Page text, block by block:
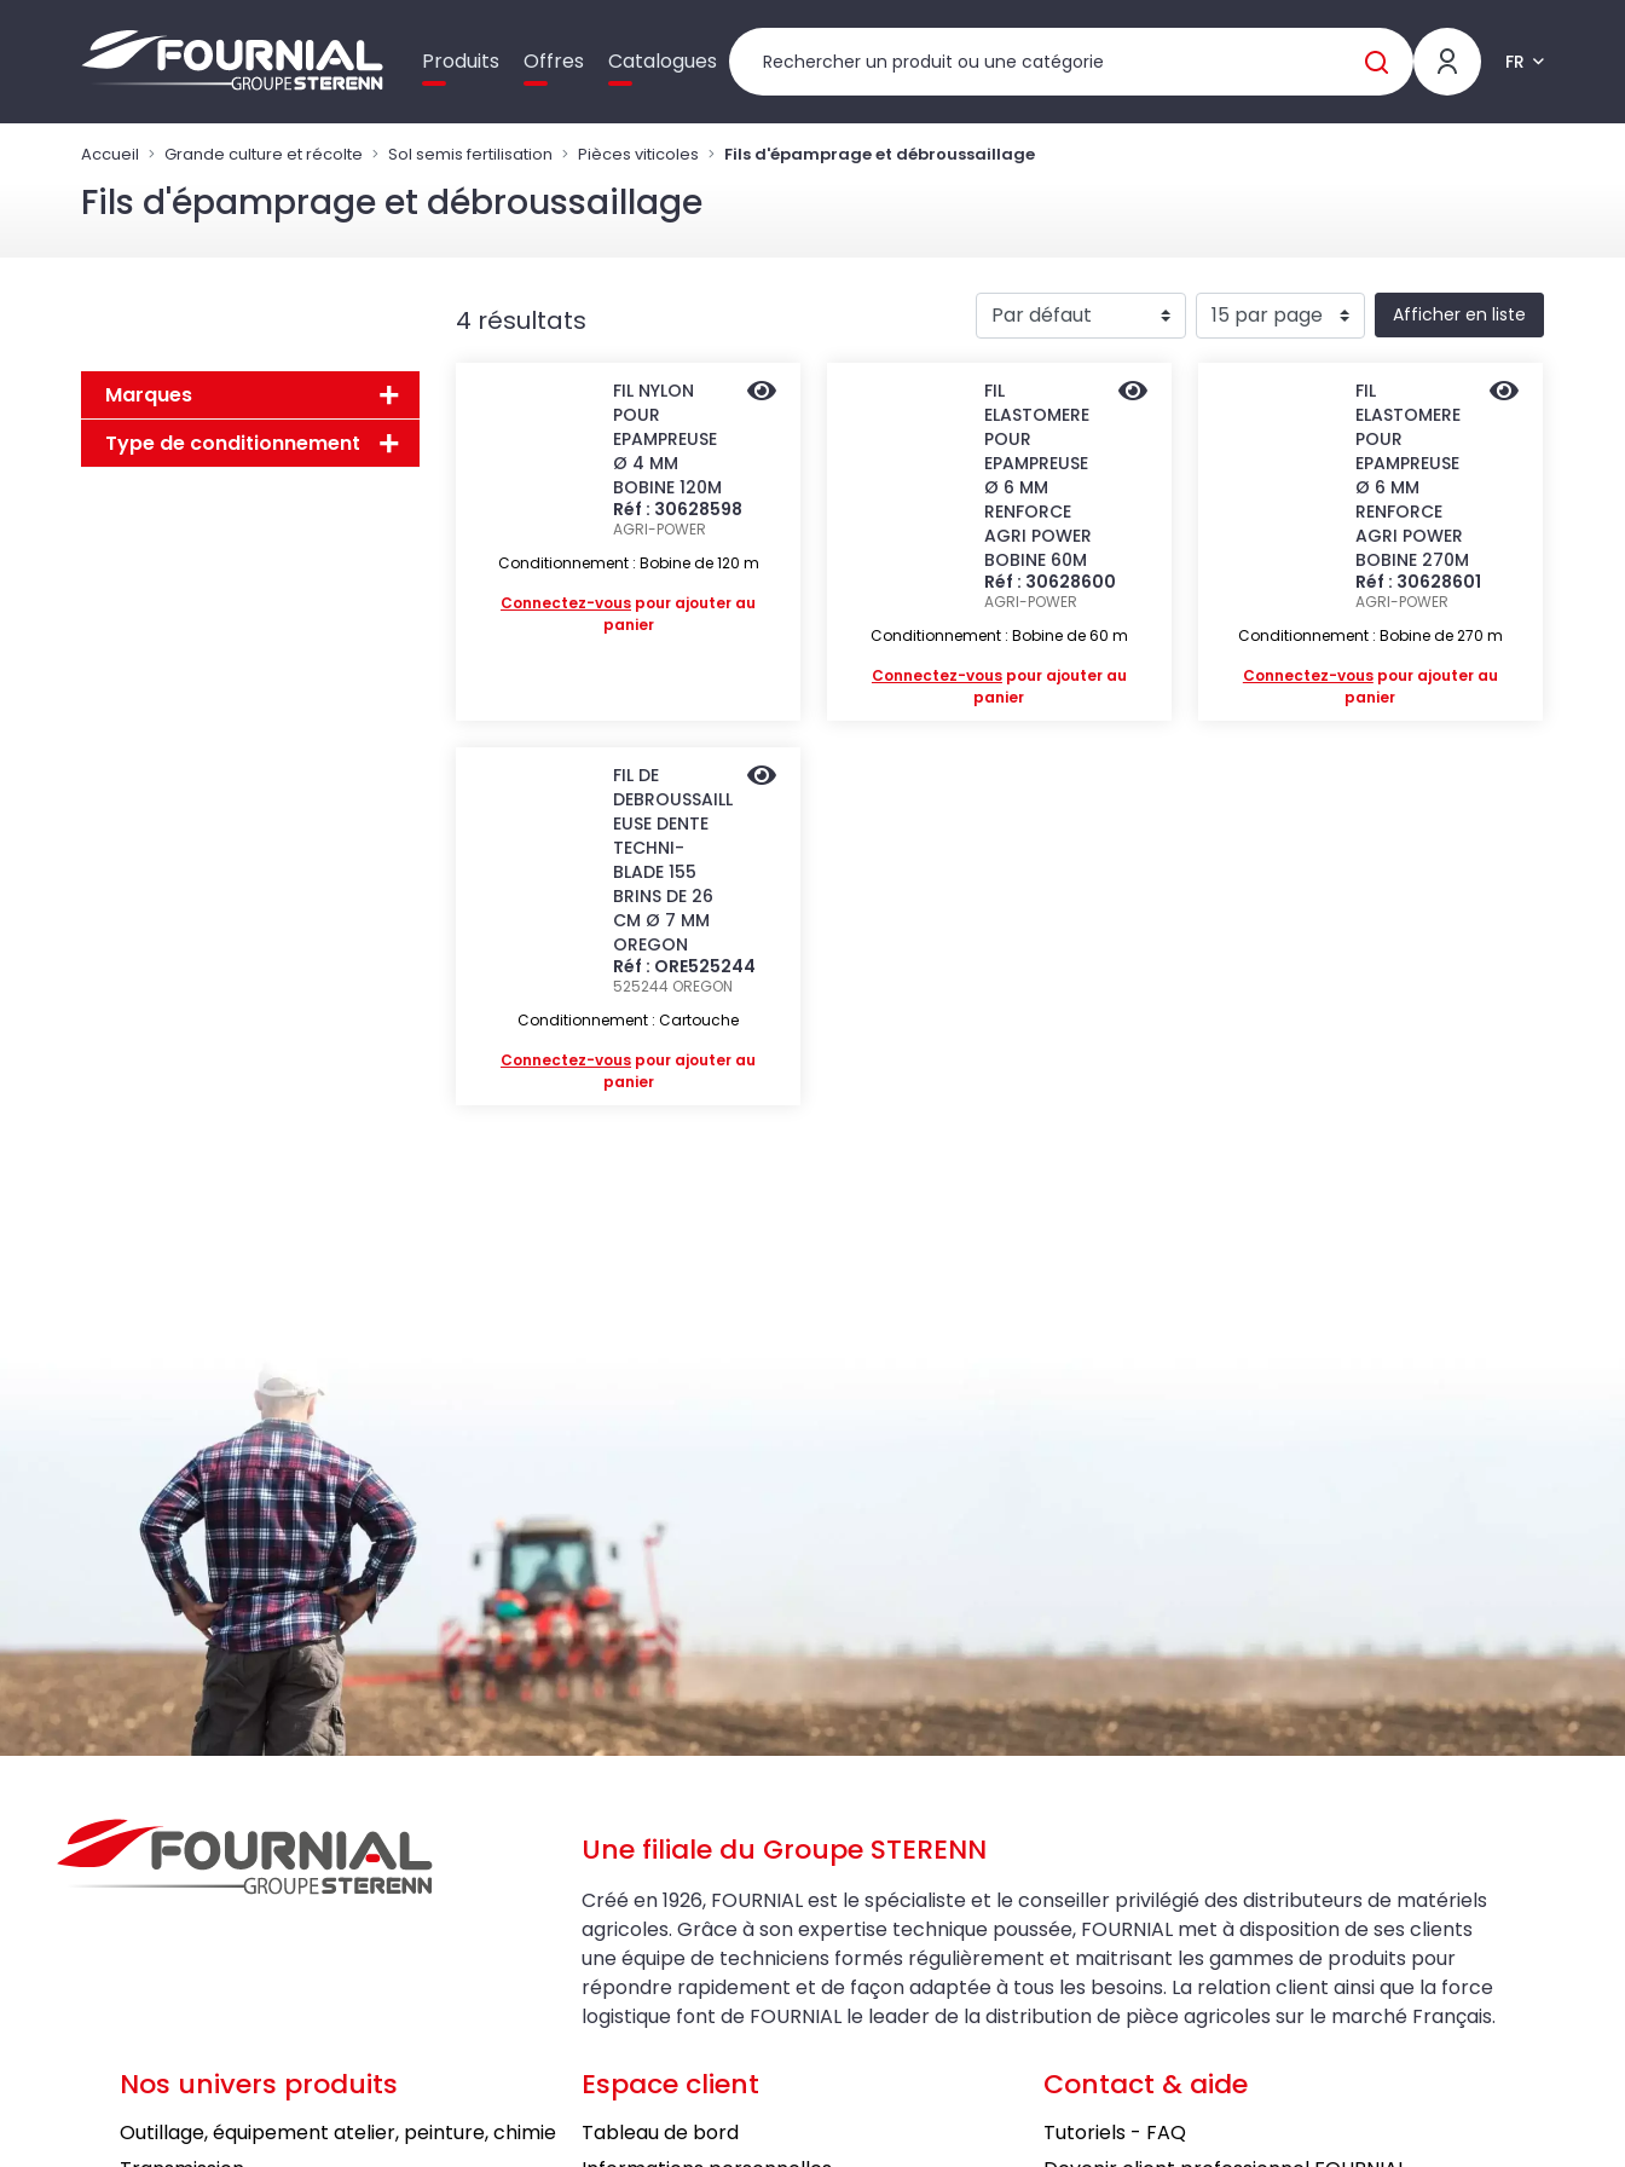
Produits Offres Catalogues FR
Accueil Grande culture et récolte Sol semis fertilisation Pièces viticoles Fils d'épamprage et débroussaillage
Fils d'épamprage et débroussaillage
Marques
Type de conditionnement
4 résultats Afficher en liste
FIL NYLON
POUR
EPAMPREUSE
Ø 4 MM
BOBINE 120M
Réf : 30628598
AGRI-POWER
Conditionnement : Bobine de 120 m
Connectez-vous pour ajouter au
panier
FIL
ELASTOMERE
POUR
EPAMPREUSE
Ø 6 MM
RENFORCE
AGRI POWER
BOBINE 60M
Réf : 30628600
AGRI-POWER
Conditionnement : Bobine de 60 m
Connectez-vouspour ajouter au
panier
FIL
ELASTOMERE
POUR
EPAMPREUSE
Ø 6 MM
RENFORCE
AGRI POWER
BOBINE 270M
Réf : 30628601
AGRI-POWER
Conditionnement : Bobine de 270 m
Connectez-vouspour ajouter au
panier
FIL DE
DEBROUSSAILL
EUSE DENTE
TECHNI-
BLADE 155
BRINS DE 26
CM Ø 7 MM
OREGON
Réf : ORE525244
525244 OREGON
Conditionnement : Cartouche
Connectez-vous pour ajouter au
panier
Une filiale du Groupe STERENN
Créé en 1926, FOURNIAL est le spécialiste et le conseiller privilégié des distributeurs de matériels
agricoles. Grâce à son expertise technique poussée, FOURNIAL met à disposition de ses clients
une équipe de techniciens formés régulièrement et maitrisant les gammes de produits pour
répondre rapidement et de façon adaptée à tous les besoins. La relation client ainsi que la force
logistique font de FOURNIAL le leader de la distribution de pièce agricoles sur le marché Français.
Nos univers produits
Outillage, équipement atelier, peinture, chimie
Espace client
Tableau de bord
Contact & aide
Tutoriels - FAQ